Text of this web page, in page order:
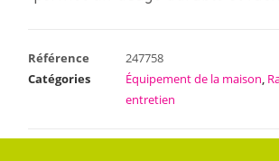
Référence
247758
Catégories
Équipement de la maison,
entretien